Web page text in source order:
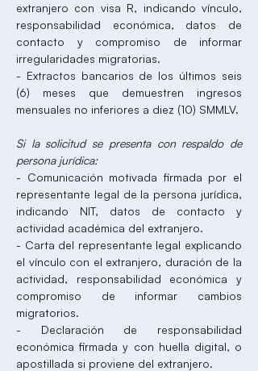
extranjero con visa R, indicando vínculo,
responsabilidad económica, datos de
contacto y compromiso de informar
irregularidades migratorias.
- Extractos bancarios de los últimos seis
(6) meses que demuestren ingresos
mensuales no inferiores a diez (10) SMMLV.
Si la solicitud se presenta con respaldo de
persona jurídica:
- Comunicación motivada firmada por el
representante legal de la persona jurídica,
indicando NIT, datos de contacto y
actividad académica del extranjero.
- Carta del representante legal explicando
el vínculo con el extranjero, duración de la
actividad, responsabilidad económica y
compromiso de informar cambios
migratorios.
- Declaración de responsabilidad
económica firmada y con huella digital, o
apostillada si proviene del extranjero.